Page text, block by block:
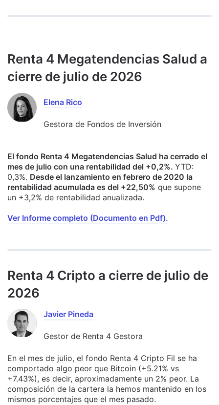
Renta 4 Megatendencias Salud a
cierre de julio de 2026
Elena Rico
Gestora de Fondos de Inversión
El fondo Renta 4 Megatendencias Salud ha cerrado el
mes de julio con una rentabilidad del +0,2%. YTD:
0,3%. Desde el lanzamiento en febrero de 2020 la
rentabilidad acumulada es del +22,50% que supone
un +3,2% de rentabilidad anualizada.
Ver Informe completo (Documento en Pdf).
Renta 4 Cripto a cierre de julio de
2026
Javier Pineda
Gestor de Renta 4 Gestora
En el mes de julio, el fondo Renta 4 Cripto Fil se ha
comportado algo peor que Bitcoin (+5.21% vs
+7.43%), es decir, aproximadamente un 2% peor. La
composición de la cartera la hemos mantenido en los
mismos porcentajes que el mes pasado.